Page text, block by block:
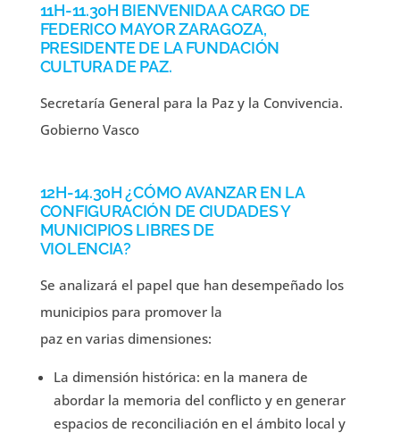
11H-11.30H BIENVENIDA A CARGO DE
FEDERICO MAYOR ZARAGOZA,
PRESIDENTE DE LA FUNDACIÓN
CULTURA DE PAZ.
Secretaría General para la Paz y la Convivencia.
Gobierno Vasco
12H-14.30H ¿CÓMO AVANZAR EN LA
CONFIGURACIÓN DE CIUDADES Y
MUNICIPIOS LIBRES DE
VIOLENCIA?
Se analizará el papel que han desempeñado los
municipios para promover la
paz en varias dimensiones:
La dimensión histórica: en la manera de
abordar la memoria del conflicto y en generar
espacios de reconciliación en el ámbito local y